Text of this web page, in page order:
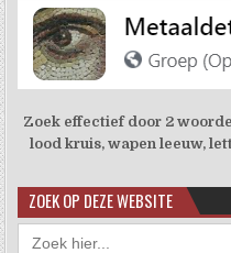
Zoek effectief door 2
lood kruis, wapen leeuw,
ZOEK OP DEZE WEBSITE
Zoek
naar: